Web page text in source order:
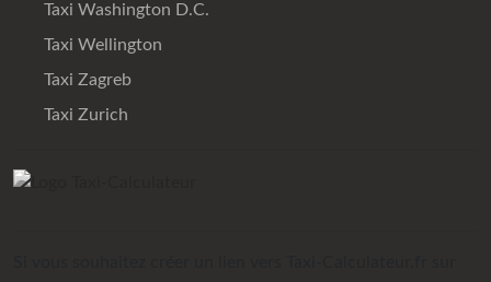
Taxi Washington D.C.
Taxi Wellington
Taxi Zagreb
Taxi Zurich